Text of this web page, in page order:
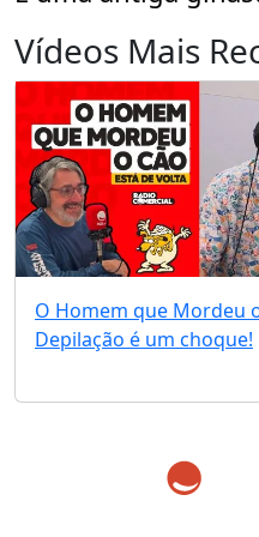
Vídeos Mais
O Homem que Mordeu
Depilação é um choque!